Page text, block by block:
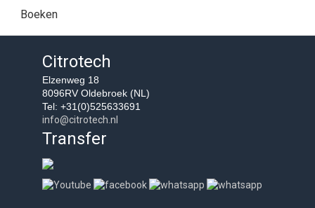
Boeken
Citrotech
Elzenweg 18
8096RV Oldebroek (NL)
Tel: +31(0)525633691
info@citrotech.nl
Transfer